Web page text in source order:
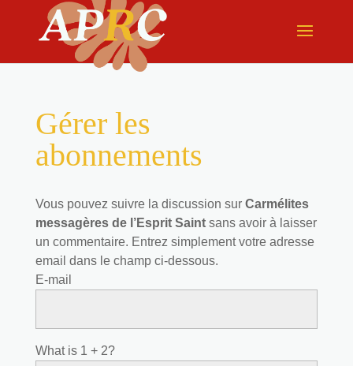
Gérer les
abonnements
Vous pouvez suivre la discussion sur Carmélites
messagères de l’Esprit Saintsans avoir à laisser
un commentaire. Entrez simplement votre adresse
email dans le champ ci-dessous.
E-mail
What is 1 + 2?